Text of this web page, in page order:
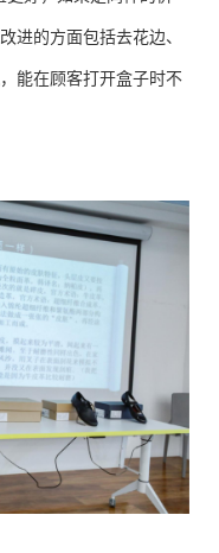
进的方面包括去花边、
能在顾客打开盒子时不